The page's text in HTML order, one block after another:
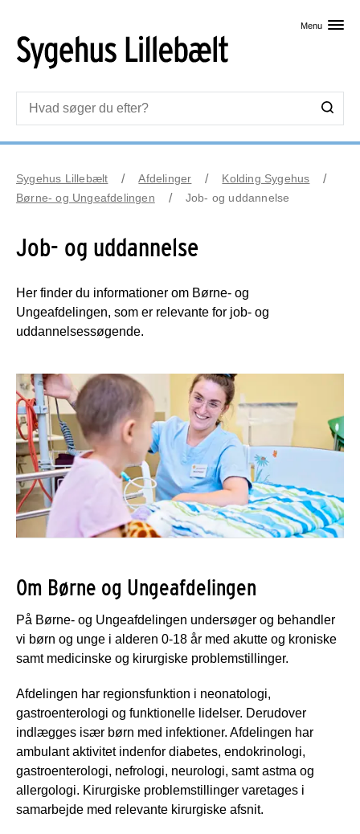
Menu
Sygehus Lillebælt Afdelinger
Kolding Sygehus
Børne- og Ungeafdelingen
Job- og uddannelse
Job- og uddannelse
Her finder du informationer om Børne- og
Ungeafdelingen, som er relevante for job- og
uddannelsessøgende.
Om Børne og Ungeafdelingen
På Børne- og Ungeafdelingen undersøger og behandler
vi børn og unge i alderen 0-18 år med akutte og kroniske
samt medicinske og kirurgiske problemstillinger.
Afdelingen har regionsfunktion i neonatologi,
gastroenterologi og funktionelle lidelser. Derudover
indlægges især børn med infektioner. Afdelingen har
ambulant aktivitet indenfor diabetes, endokrinologi,
gastroenterologi, nefrologi, neurologi, samt astma og
allergologi. Kirurgiske problemstillinger varetages i
samarbejde med relevante kirurgiske afsnit.